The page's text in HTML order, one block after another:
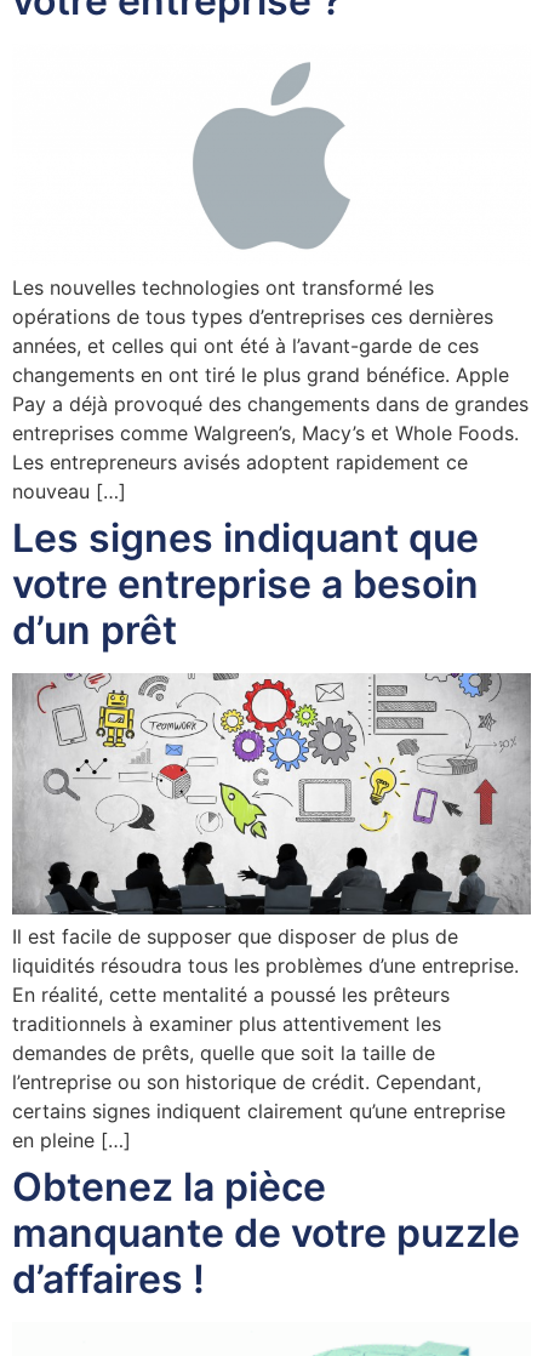
Les nouvelles technologies ont transformé les
opérations de tous types d’entreprises ces dernières
années, et celles qui ont été à l’avant-garde de ces
changements en ont tiré le plus grand bénéfice. Apple
Pay a déjà provoqué des changements dans de grandes
entreprises comme Walgreen’s, Macy’s et Whole Foods.
Les entrepreneurs avisés adoptent rapidement ce
nouveau […]
Les signes indiquant que
votre entreprise a besoin
d’un prêt
Il est facile de supposer que disposer de plus de
liquidités résoudra tous les problèmes d’une entreprise.
En réalité, cette mentalité a poussé les prêteurs
traditionnels à examiner plus attentivement les
demandes de prêts, quelle que soit la taille de
l’entreprise ou son historique de crédit. Cependant,
certains signes indiquent clairement qu’une entreprise
en pleine […]
Obtenez la pièce
manquante de votre puzzle
d’affaires !